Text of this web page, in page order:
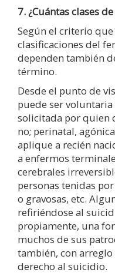
7. ¿Cuántas clases
Según el criterio que
clasificaciones del
dependen también
término.
Desde el punto de
puede ser
solicitada por quien
no; perinatal,
aplique a recién
a enfermos
cerebrales
personas tenidas
o gravosas, etc.
refiriéndose al
propiamente, una
muchos de sus
también, con
derecho al suicidio.